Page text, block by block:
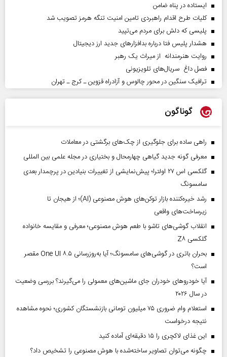
ایستاده در پناه ضامن
کلیات طرح اقدام راهبردی تامین امنیت تنگه هرمز تصویب شد
پلیسی که دلش برای مردم می‌تپید
هشدار پلیس فتا درباره بدافزار‌های جدید ارز دیجیتال
روایت هنرمندانه از میراث یک رهبر
فصل داغ سریال‌های تلویزیونی
ترافیک سنگین در محور چالوس و آزادراه قزوین ـ کرج ـ تهران
گوناگون
راهی ساده برای جلوگیری از چک‌های برگشتی در معاملات
معرفی گونه جدید گیاهی چهارمحال و بختیاری در مجله علمی بین المللی
گلکسی اس ۲۷ اولترا؛ پیش‌نمایشی از تغییرات بنیادین در پرچمدار بعدی
سامسونگ
رشد خیره‌کننده بازار توکن‌های هوش مصنوعی (AI)؛ از هیجان تا
زیرساخت‌های واقعی
انقلاب گوشی‌های تاشو‌ با طعم هوش مصنوعی؛ معرفی و مقایسه خانواده
گلکسی Z۸
بحران باتری در گوشی‌های سامسونگ؛ آیا به‌روزرسانی One UI ۸.۵ مقصر
است؟
آیا خودروهای خودران جای ماشین‌های معمولی را می‌گیرند؟ بررسی وضعیت
در سال ۲۰۲۶
استعلام وام ضروری ۷۵ میلیون تومانی بازنشستگان کشوری؛ نحوه مشاهده
نتیجه درخواست
این غذای لاکچری را ۱۵ دقیقه‌ای آماده کنید
چگونه می‌توان تصاویر ساخته‌شده با هوش مصنوعی را تشخیص داد؟